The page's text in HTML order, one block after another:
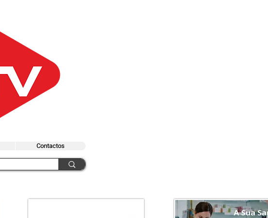
Contactos